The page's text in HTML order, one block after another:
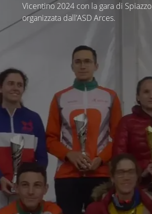
Vicentino 2024 con la gara di Spiazzo
organizzata dall’ASD Arces.